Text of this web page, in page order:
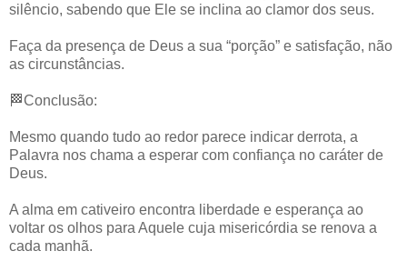
silêncio, sabendo que Ele se inclina ao clamor dos seus.
Faça da presença de Deus a sua “porção” e satisfação, não
as circunstâncias.
🏁Conclusão:
Mesmo quando tudo ao redor parece indicar derrota, a
Palavra nos chama a esperar com confiança no caráter de
Deus.
A alma em cativeiro encontra liberdade e esperança ao
voltar os olhos para Aquele cuja misericórdia se renova a
cada manhã.